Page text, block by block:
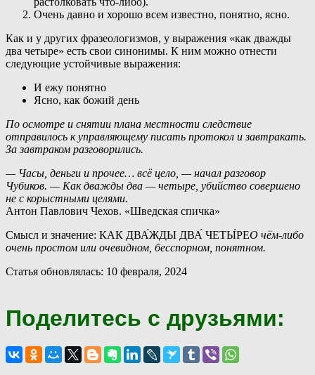
Очень давно и хорошо всем известно, понятно, ясно.
Как и у других фразеологизмов, у выражения «как дважды
два четыре» есть свои синонимы. К ним можно отнести
следующие устойчивые выражения:
И ежу понятно
Ясно, как божий день
По осмотре и снятии плана местности следствие
отправилось к управляющему писать протокол и завтракать.
За завтраком разговорились.
— Часы, деньги и прочее… всё цело, — начал разговор
Чубиков. — Как дважды два — четыре, убийство совершено
не с корыстными целями.
Антон Павлович Чехов. «Шведская спичка»
Смысл и значение: КАК ДВА́ЖДЫ ДВА́ ЧЕТЫ́РЕО чём-либо
очень простом или очевидном, бесспорном, понятном.
Статья обновлялась: 10 февраля, 2024
Поделитесь с друзьями: